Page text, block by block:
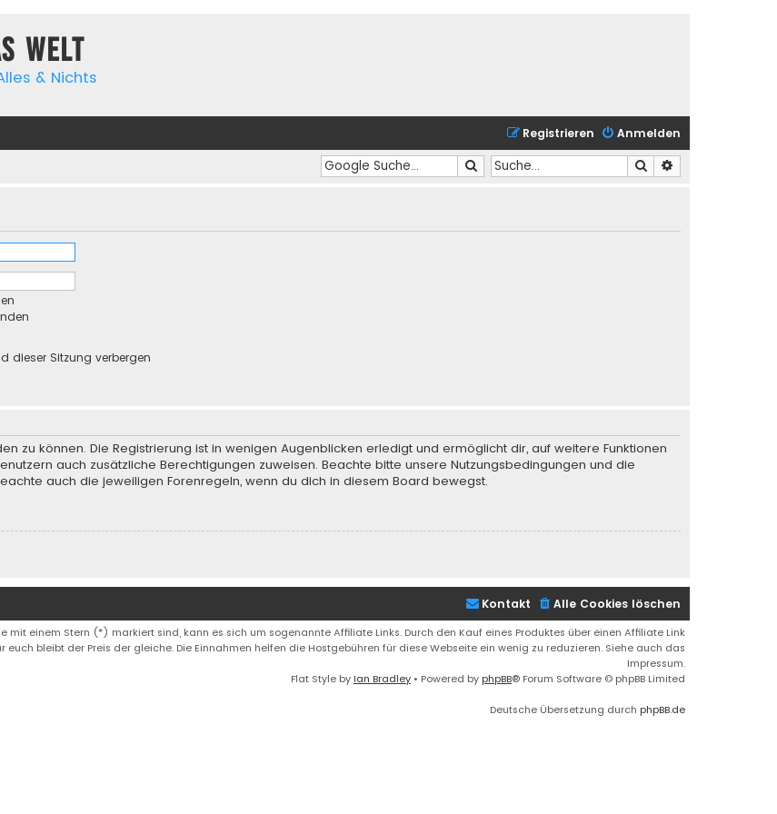
Welt
& Nichts
Anmelden
Registrieren
Suche
Suche
dieser Sitzung verbergen
zu können. Die Registrierung ist in wenigen Augenblicken erledigt und ermöglicht dir, auf weitere Funktionen
auch zusätzliche Berechtigungen zuweisen. Beachte bitte unsere Nutzungsbedingungen und die
auch die jeweiligen Forenregeln, wenn du dich in diesem Board bewegst.
Alle Cookies löschen
Kontakt
mit einem Stern (*) markiert sind, kann es sich um sogenannte Affiliate Links. Durch den Kauf eines Produktes über einen Affiliate Link
bleibt der Preis der gleiche. Die Einnahmen helfen die Hostgebühren für diese Webseite ein wenig zu reduzieren. Siehe auch das
Impressum.
Flat Style by Ian Bradley • Powered by phpBB® Forum Software © phpBB Limited
Deutsche Übersetzung durch phpBB.de